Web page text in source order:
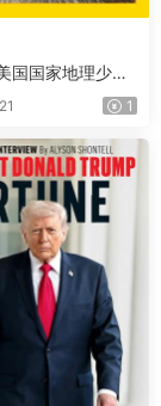
国国家地理少儿
Geographic Kid
1